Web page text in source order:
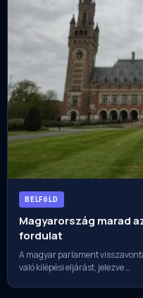
BELFöLD
Magyarország marad
fordulat
A magyar parlament
való kilépési eljárást, jelezve …